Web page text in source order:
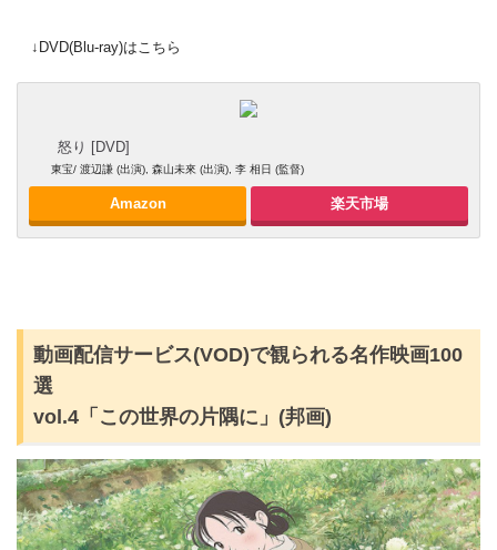
↓DVD(Blu-ray)はこちら
怒り [DVD]
東宝/ 渡辺謙 (出演), 森山未來 (出演), 李 相日 (監督)
Amazon 楽天市場
動画配信サービス(VOD)で観られる名作映画100
選
vol.4「この世界の片隅に」(邦画)